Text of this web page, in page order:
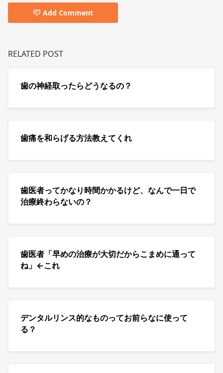
Add Comment
RELATED POST
歯の神経取ったらどうなるの？
歯痛を和らげる方法教えてくれ
歯医者ってかなり時間かかるけど、なんで一日で
治療終わらないの？
歯医者「早めの治療が大切だからこまめに通って
ね」←これ
デンタルリンス的なものってお前らなに使って
る？